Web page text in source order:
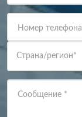
Номер телефона
Страна/регион*
Сообщение *